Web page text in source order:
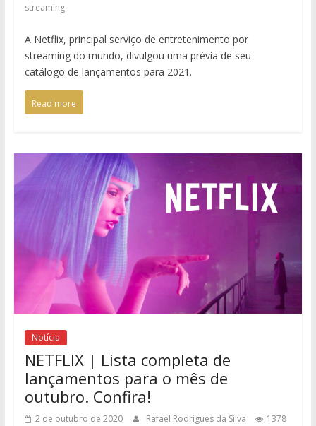
streaming
A Netflix, principal serviço de entretenimento por
streaming do mundo, divulgou uma prévia de seu
catálogo de lançamentos para 2021.
Read more
Notícia
NETFLIX | Lista completa de
lançamentos para o mês de
outubro. Confira!
2 de outubro de 2020 Rafael Rodrigues da Silva
1378